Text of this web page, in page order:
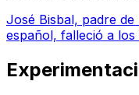
José Bisbal, padre
español, falleció a